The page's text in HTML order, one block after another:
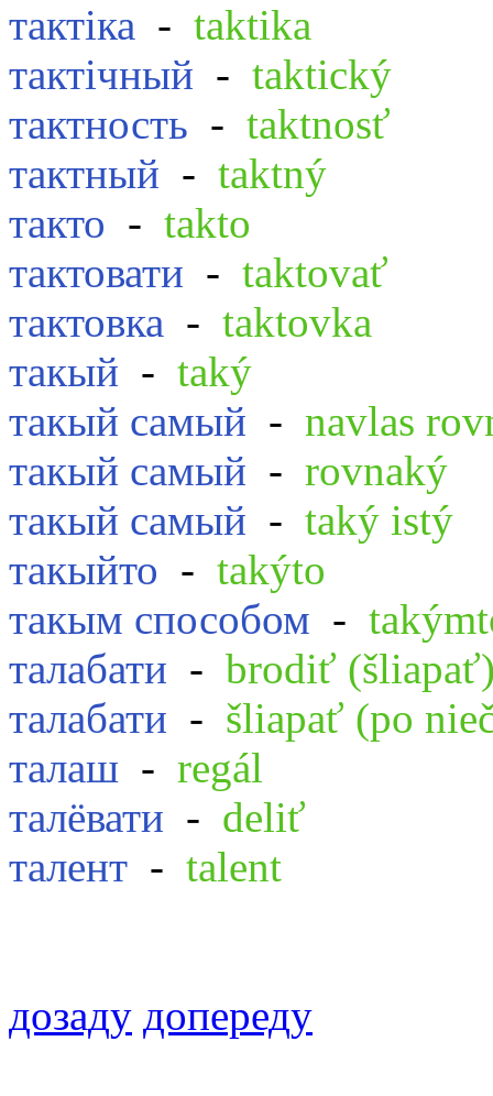
тактіка - taktika
тактічный - taktický
тактность - taktnosť
тактный - taktný
такто - takto
тактовати - taktovať
тактовка - taktovka
такый - taký
такый самый - navlas
такый самый - rovnaký
такый самый - taký istý
такыйто - takýto
такым способом -
талабати - brodiť
талабати - šliapať (po
талаш - regál
талёвати - deliť
талент - talent
дозаду допереду